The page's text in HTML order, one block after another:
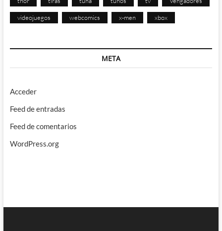
videojuegos webcomics x-men xbox
META
Acceder
Feed de entradas
Feed de comentarios
WordPress.org